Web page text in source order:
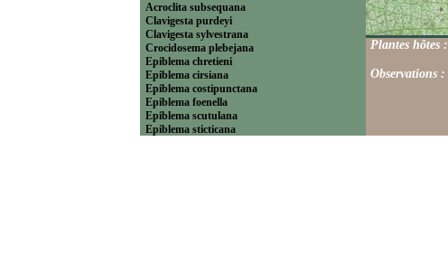
Acroclita subsequana
Clavigesta purdeyi
Clavigesta sylvestrana
Crocidosema plebejana
Epiblema chretieni
Epiblema cirsiana
Epiblema costipunctana
Epiblema foenella
Epiblema scutulana
Epiblema sticticana
Plantes hôtes :
Observations :